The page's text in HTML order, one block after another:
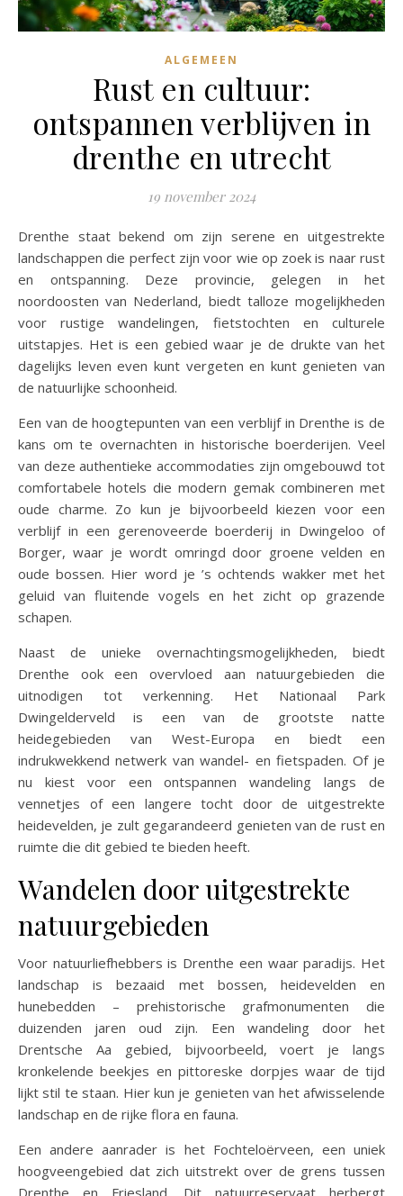
ALGEMEEN
Rust en cultuur:
ontspannen verblijven in
drenthe en utrecht
19 november 2024
Drenthe staat bekend om zijn serene en uitgestrekte
landschappen die perfect zijn voor wie op zoek is naar rust
en ontspanning. Deze provincie, gelegen in het
noordoosten van Nederland, biedt talloze mogelijkheden
voor rustige wandelingen, fietstochten en culturele
uitstapjes. Het is een gebied waar je de drukte van het
dagelijks leven even kunt vergeten en kunt genieten van
de natuurlijke schoonheid.
Een van de hoogtepunten van een verblijf in Drenthe is de
kans om te overnachten in historische boerderijen. Veel
van deze authentieke accommodaties zijn omgebouwd tot
comfortabele hotels die modern gemak combineren met
oude charme. Zo kun je bijvoorbeeld kiezen voor een
verblijf in een gerenoveerde boerderij in Dwingeloo of
Borger, waar je wordt omringd door groene velden en
oude bossen. Hier word je ’s ochtends wakker met het
geluid van fluitende vogels en het zicht op grazende
schapen.
Naast de unieke overnachtingsmogelijkheden, biedt
Drenthe ook een overvloed aan natuurgebieden die
uitnodigen tot verkenning. Het Nationaal Park
Dwingelderveld is een van de grootste natte
heidegebieden van West-Europa en biedt een
indrukwekkend netwerk van wandel- en fietspaden. Of je
nu kiest voor een ontspannen wandeling langs de
vennetjes of een langere tocht door de uitgestrekte
heidevelden, je zult gegarandeerd genieten van de rust en
ruimte die dit gebied te bieden heeft.
Wandelen door uitgestrekte
natuurgebieden
Voor natuurliefhebbers is Drenthe een waar paradijs. Het
landschap is bezaaid met bossen, heidevelden en
hunebedden – prehistorische grafmonumenten die
duizenden jaren oud zijn. Een wandeling door het
Drentsche Aa gebied, bijvoorbeeld, voert je langs
kronkelende beekjes en pittoreske dorpjes waar de tijd
lijkt stil te staan. Hier kun je genieten van het afwisselende
landschap en de rijke flora en fauna.
Een andere aanrader is het Fochteloërveen, een uniek
hoogveengebied dat zich uitstrekt over de grens tussen